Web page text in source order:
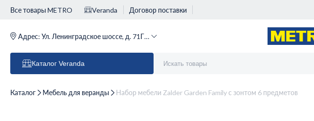
Все товары METRO Veranda Договор поставки
Адрес: Ул. Ленинградское шоссе, д. 71Г (м. Речной вокзал)
Каталог Veranda
Каталог Мебель для веранды Набор мебели Zalder Garden Family с зонтом 6 предметов